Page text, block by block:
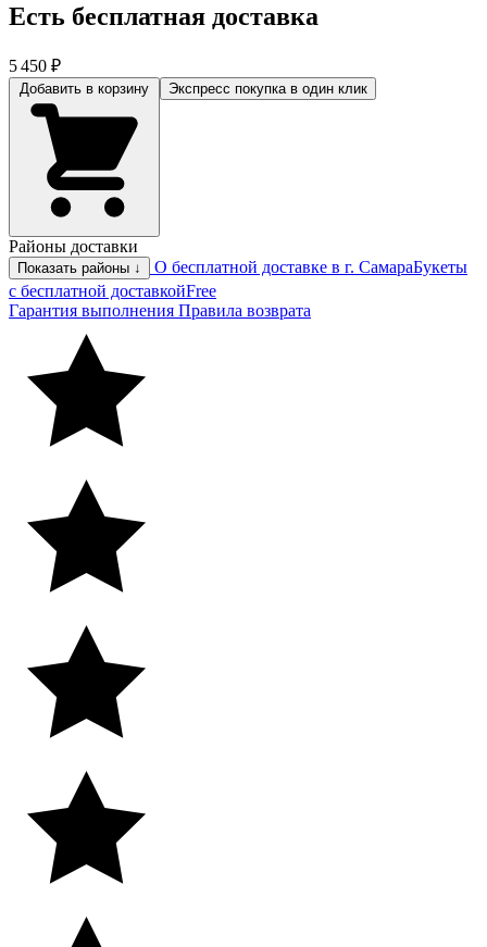
Есть бесплатная доставка
5 450 ₽
Экспресс покупка в один клик
Районы доставки
Показать районы ↓ О бесплатной доставке в г. СамараБукеты
с бесплатной доставкойFree
Гарантия выполнения Правила возврата